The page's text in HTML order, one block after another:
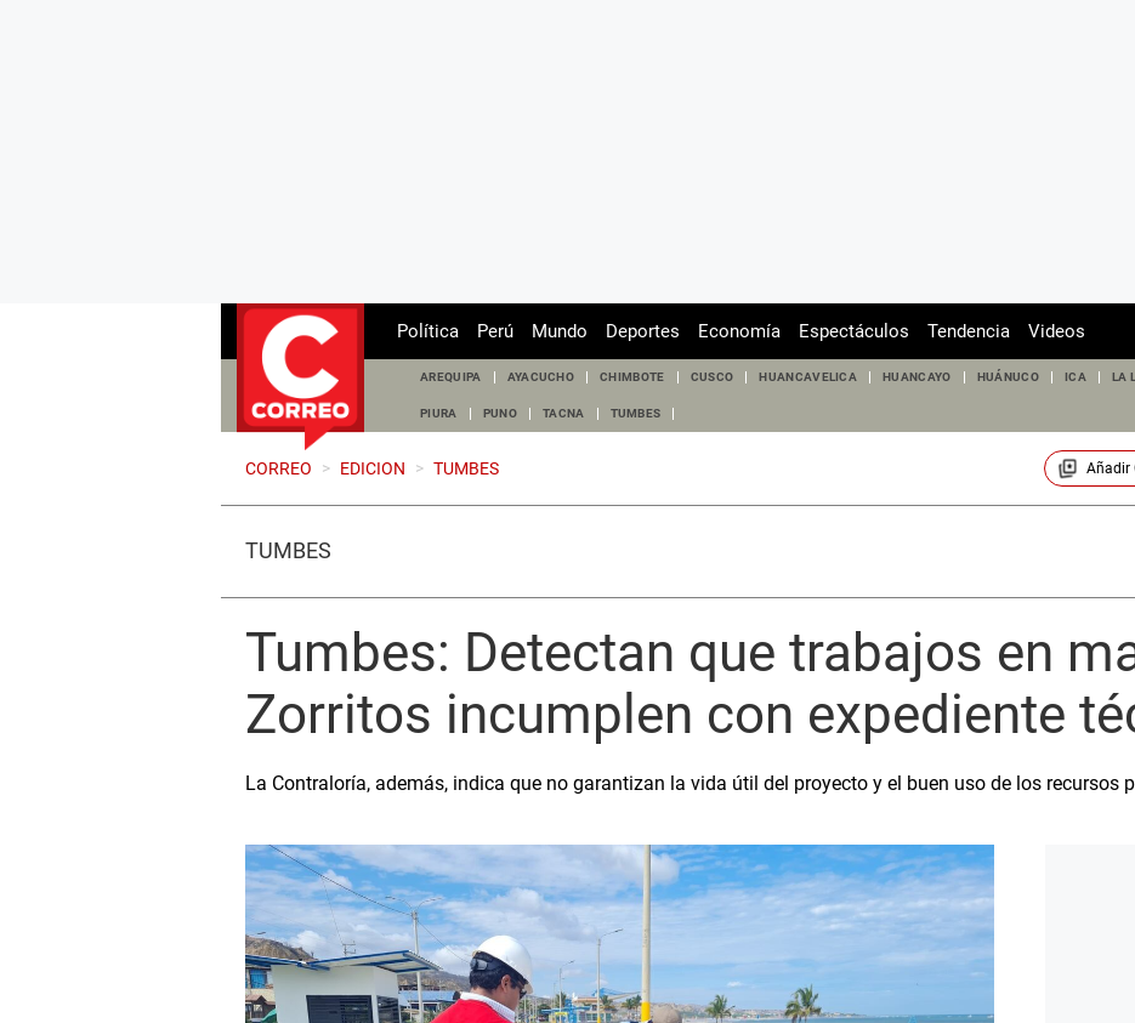
Política Perú Mundo Deportes Economía Espectáculos Tendencia Videos
AREQUIPA AYACUCHO CHIMBOTE CUSCO HUANCAVELICA HUANCAYO HUÁNUCO ICA LA
PIURA PUNO TACNA TUMBES
CORREO > EDICION > TUMBES Añadir
TUMBES
Tumbes: Detectan que trabajos en
Zorritos incumplen con expediente
La Contraloría, además, indica que no garantizan la vida útil del proyecto y el buen uso de los recursos